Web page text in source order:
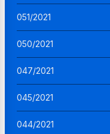
051/2021
050/2021
047/2021
045/2021
044/2021